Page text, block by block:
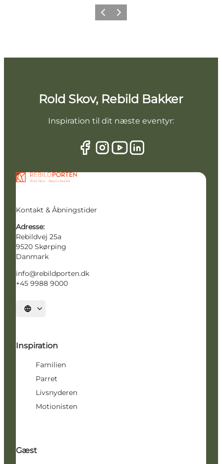
Forrige billede
Næste billede
Rold Skov, Rebild Bakker
Inspiration til dit næste eventyr:
Kontakt & Åbningstider
Adresse:
Rebildvej 25a
9520 Skørping
Danmark
info@rebildporten.dk
+45 9988 9000
Vælg sprog
Inspiration
Familien
Parret
Livsnyderen
Motionisten
Gæst